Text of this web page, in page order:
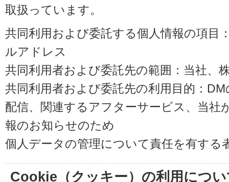
取扱っています。
共同利用および委託する個人情報の項目
ルアドレス
共同利用者および委託先の範囲：当社、
共同利用者および委託先の利用目的：
配信、関連するアフターサービス、当社
報のお知らせのため
個人データの管理について責任を有する
Cookie（クッキー）の利用につ